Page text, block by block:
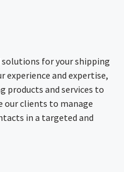
for your shipping
experience and expertise,
products and services to
our clients to manage
in a targeted and